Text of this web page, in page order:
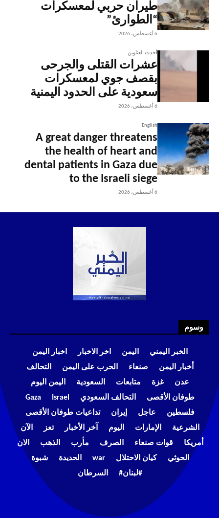
طيران حربي لمعسكرات
“الطوارئ”
6 أغسطس، 2026
أحدث العناوين
عشرات القتلى والجرحى
بقصف جوي لمعسكرات
سعودية على الحدود اليمنية
6 أغسطس، 2026
English
A great danger threatens
the health of heart and
dental patients in Gaza due
to the Israeli siege
6 أغسطس، 2026
وسوم
الخبر اليمني اليمن اخر الاخبار
اخبار اليمن
أخبار اليمن
صنعاء الحرب على اليمن
التحالف
عدن
غزة متابعات السعودية
اليمن اليوم
طوفان الأقصى
التحالف السعودي Israel
Gaza
فلسطين
عاجل إيران
تداعيات طوفان الأقصى
الشرعية
الإمارات اليوم آخر الأخبار تعز
الآن
أمريكا
قوات صنعاء الصرف مأرب الذهب
الان
الحوثي
كيان الاحتلال war الحديدة
شبوة
#لبنان#
السرطان